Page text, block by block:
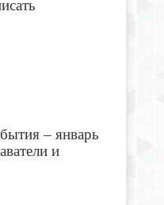
– январь
и